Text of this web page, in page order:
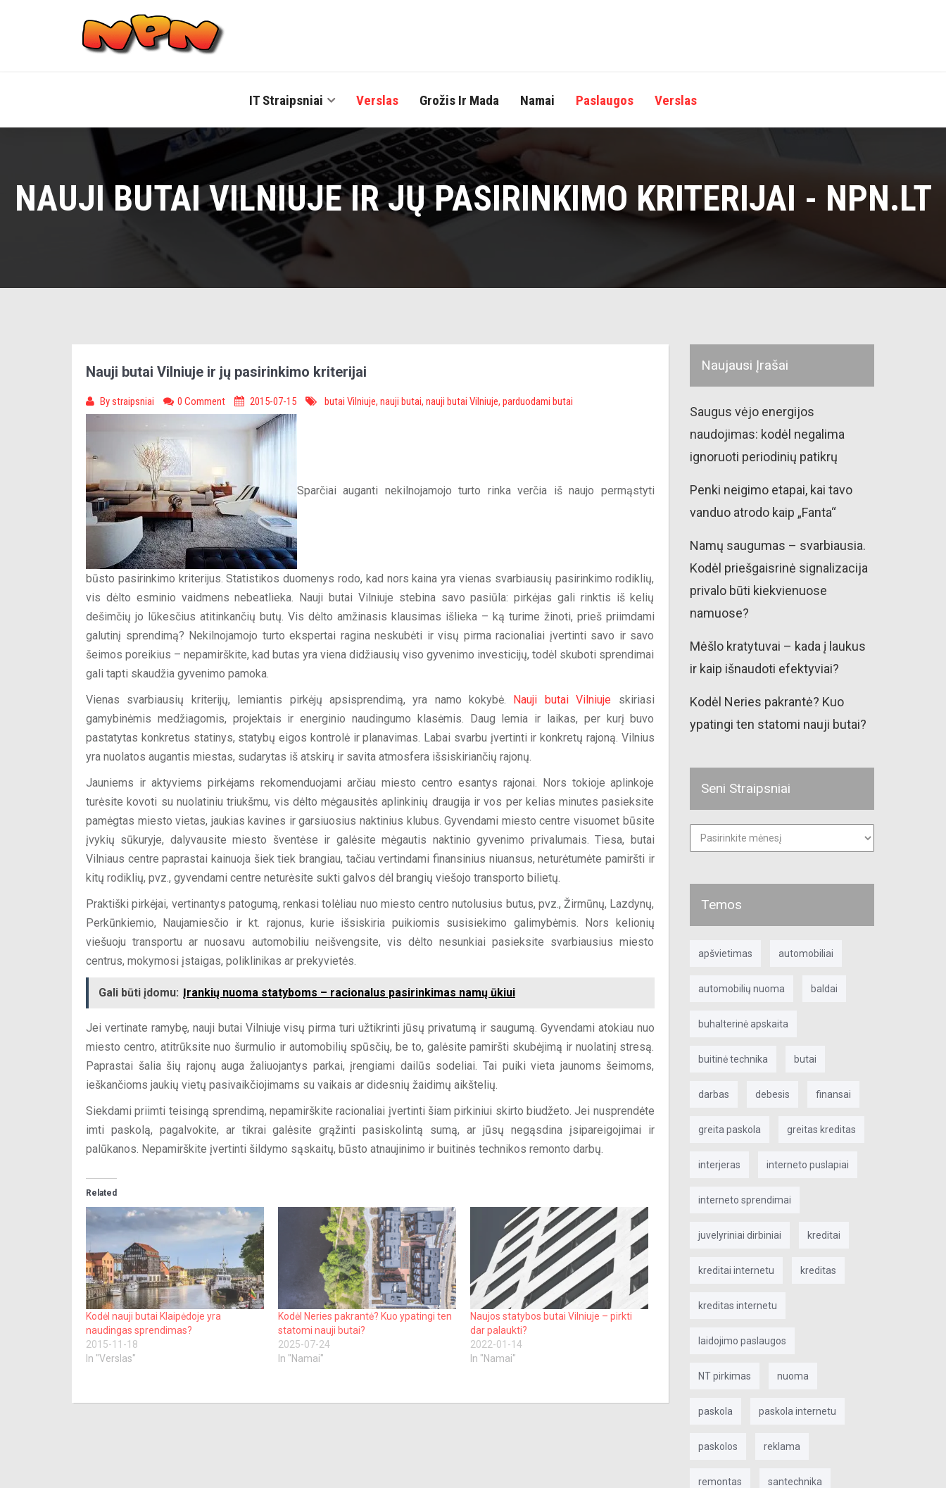
IT Straipsniai Verslas Grožis Ir Mada Namai Paslaugos Verslas
NAUJI BUTAI VILNIUJE IR JŲ PASIRINKIMO KRITERIJAI - NPN.LT
Nauji butai Vilniuje ir jų pasirinkimo kriterijai
Bystraipsniai 0 Comment 2015-07-15 butai Vilniuje, nauji butai, nauji butai Vilniuje, parduodami butai
Sparčiai auganti nekilnojamojo turto rinka verčia iš naujo permąstyti
būsto pasirinkimo kriterijus. Statistikos duomenys rodo, kad nors kaina yra vienas svarbiausių pasirinkimo rodiklių,
vis dėlto esminio vaidmens nebeatlieka. Nauji butai Vilniuje stebina savo pasiūla: pirkėjas gali rinktis iš kelių
dešimčių jo lūkesčius atitinkančių butų. Vis dėlto amžinasis klausimas išlieka – ką turime žinoti, prieš priimdami
galutinį sprendimą? Nekilnojamojo turto ekspertai ragina neskubėti ir visų pirma racionaliai įvertinti savo ir savo
šeimos poreikius – nepamirškite, kad butas yra viena didžiausių viso gyvenimo investicijų, todėl skuboti sprendimai
gali tapti skaudžia gyvenimo pamoka.
Vienas svarbiausių kriterijų, lemiantis pirkėjų apsisprendimą, yra namo kokybė. Nauji butai Vilniuje skiriasi
gamybinėmis medžiagomis, projektais ir energinio naudingumo klasėmis. Daug lemia ir laikas, per kurį buvo
pastatytas konkretus statinys, statybų eigos kontrolė ir planavimas. Labai svarbu įvertinti ir konkretų rajoną. Vilnius
yra nuolatos augantis miestas, sudarytas iš atskirų ir savita atmosfera išsiskiriančių rajonų.
Jauniems ir aktyviems pirkėjams rekomenduojami arčiau miesto centro esantys rajonai. Nors tokioje aplinkoje
turėsite kovoti su nuolatiniu triukšmu, vis dėlto mėgausitės aplinkinių draugija ir vos per kelias minutes pasieksite
pamėgtas miesto vietas, jaukias kavines ir garsiuosius naktinius klubus. Gyvendami miesto centre visuomet būsite
įvykių sūkuryje, dalyvausite miesto šventėse ir galėsite mėgautis naktinio gyvenimo privalumais. Tiesa, butai
Vilniaus centre paprastai kainuoja šiek tiek brangiau, tačiau vertindami finansinius niuansus, neturėtumėte pamiršti ir
kitų rodiklių, pvz., gyvendami centre neturėsite sukti galvos dėl brangių viešojo transporto bilietų.
Praktiški pirkėjai, vertinantys patogumą, renkasi tolėliau nuo miesto centro nutolusius butus, pvz., Žirmūnų, Lazdynų,
Perkūnkiemio, Naujamiesčio ir kt. rajonus, kurie išsiskiria puikiomis susisiekimo galimybėmis. Nors kelionių
viešuoju transportu ar nuosavu automobiliu neišvengsite, vis dėlto nesunkiai pasieksite svarbiausius miesto
centrus, mokymosi įstaigas, poliklinikas ar prekyvietės.
Gali būti įdomu: Įrankių nuoma statyboms – racionalus pasirinkimas namų ūkiui
Jei vertinate ramybę, nauji butai Vilniuje visų pirma turi užtikrinti jūsų privatumą ir saugumą. Gyvendami atokiau nuo
miesto centro, atitrūksite nuo šurmulio ir automobilių spūsčių, be to, galėsite pamiršti skubėjimą ir nuolatinį stresą.
Paprastai šalia šių rajonų auga žaliuojantys parkai, įrengiami dailūs sodeliai. Tai puiki vieta jaunoms šeimoms,
ieškančioms jaukių vietų pasivaikčiojimams su vaikais ar didesnių žaidimų aikštelių.
Siekdami priimti teisingą sprendimą, nepamirškite racionaliai įvertinti šiam pirkiniui skirto biudžeto. Jei nusprendėte
imti paskolą, pagalvokite, ar tikrai galėsite grąžinti pasiskolintą sumą, ar jūsų negąsdina įsipareigojimai ir
palūkanos. Nepamirškite įvertinti šildymo sąskaitų, būsto atnaujinimo ir buitinės technikos remonto darbų.
Related
Kodėl nauji butai Klaipėdoje yra
naudingas sprendimas?
2015-11-18
In "Verslas"
Kodėl Neries pakrantė? Kuo ypatingi ten
statomi nauji butai?
2025-07-24
In "Namai"
Naujos statybos butai Vilniuje – pirkti
dar palaukti?
2022-01-14
In "Namai"
Naujausi Įrašai
Saugus vėjo energijos
naudojimas: kodėl negalima
ignoruoti periodinių patikrų
Penki neigimo etapai, kai tavo
vanduo atrodo kaip „Fanta“
Namų saugumas – svarbiausia.
Kodėl priešgaisrinė signalizacija
privalo būti kiekvienuose
namuose?
Mėšlo kratytuvai – kada į laukus
ir kaip išnaudoti efektyviai?
Kodėl Neries pakrantė? Kuo
ypatingi ten statomi nauji butai?
Seni Straipsniai
Seni
straipsniai
Temos
apšvietimas automobiliai
automobilių nuoma baldai
buhalterinė apskaita
buitinė technika butai
darbas debesis finansai
greita paskola greitas kreditas
interjeras interneto puslapiai
interneto sprendimai
juvelyriniai dirbiniai kreditai
kreditai internetu kreditas
kreditas internetu
laidojimo paslaugos
NT pirkimas nuoma
paskola paskola internetu
paskolos reklama
remontas santechnika